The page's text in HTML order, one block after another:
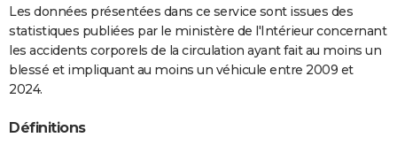
Les données présentées dans ce service sont issues des
statistiques publiées par le ministère de l'Intérieur concernant
les accidents corporels de la circulation ayant fait au moins un
blessé et impliquant au moins un véhicule entre 2009 et
2024.
Définitions